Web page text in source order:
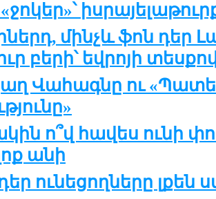
մինչև ֆոն դեր
բերի՝ եվրոյի
Վահագնը ու
ո՞վ հավես ունի
անի
ունեցողները լքեն